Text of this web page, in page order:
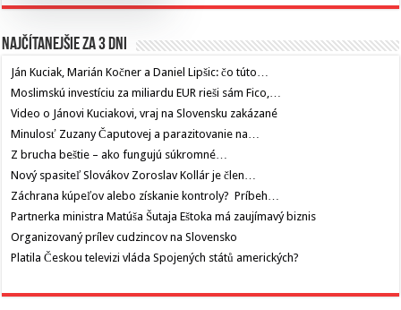
Najčítanejšie za 3 dni
Ján Kuciak, Marián Kočner a Daniel Lipšic: čo túto…
Moslimskú investíciu za miliardu EUR rieši sám Fico,…
Video o Jánovi Kuciakovi, vraj na Slovensku zakázané
Minulosť Zuzany Čaputovej a parazitovanie na…
Z brucha beštie – ako fungujú súkromné…
Nový spasiteľ Slovákov Zoroslav Kollár je člen…
Záchrana kúpeľov alebo získanie kontroly? Príbeh…
Partnerka ministra Matúša Šutaja Eštoka má zaujímavý biznis
Organizovaný prílev cudzincov na Slovensko
Platila Českou televizi vláda Spojených států amerických?